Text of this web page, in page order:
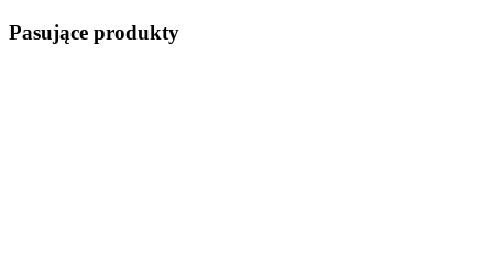
Pasujące produkty